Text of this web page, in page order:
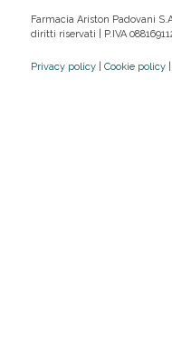
Farmacia Ariston Padovani
diritti riservati | P.IVA
Privacy policy| Cookie policy|